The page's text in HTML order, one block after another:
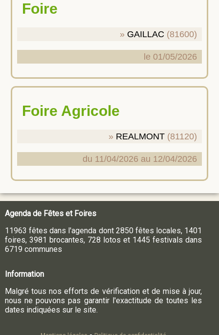
Foire
GAILLAC (81600)
le 01/05/2026
Foire Agricole
REALMONT (81120)
du 11/04/2026 au 12/04/2026
Agenda de Fêtes et Foires
11963 fêtes dans l'agenda dont 2850 fêtes locales, 1401
foires, 3981 brocantes, 728 lotos et 1445 festivals dans
6719 communes
Information
Malgré tous nos efforts de vérification et de mise à jour,
nous ne pouvons pas garantir l'exactitude de toutes les
dates indiquées sur le site.